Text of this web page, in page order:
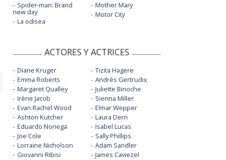
Spider-man: Brand
new day
La odisea
Mother Mary
Motor City
ACTORES Y ACTRICES
Diane Kruger
Emma Roberts
Margaret Qualley
Irène Jacob
Evan Rachel Wood
Ashton Kutcher
Eduardo Noriega
Joe Cole
Lorraine Nicholson
Giovanni Ribisi
Tizita Hagere
Andrés Gertrudix
Juliette Binoche
Sienna Miller
Elmar Wepper
Laura Dern
Isabel Lucas
Sally Phillips
Adam Sandler
James Caviezel